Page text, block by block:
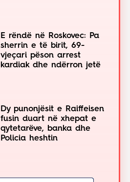
E rëndë në Roskovec: Pa
sherrin e të birit, 69-
vjeçari pëson arrest
kardiak dhe ndërron jetë
Dy punonjësit e Raiffeisen
fusin duart në xhepat e
qytetarëve, banka dhe
Policia heshtin